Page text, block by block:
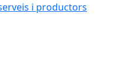
i productors